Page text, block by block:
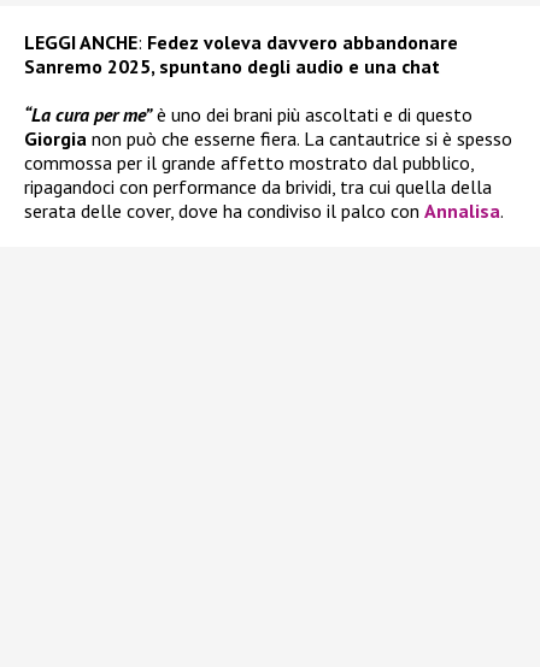
LEGGI ANCHE: Fedez voleva davvero abbandonare
Sanremo 2025, spuntano degli audio e una chat
“La cura per me”è uno dei brani più ascoltati e di questo
Giorgia non può che esserne fiera. La cantautrice si è spesso
commossa per il grande affetto mostrato dal pubblico,
ripagandoci con performance da brividi, tra cui quella della
serata delle cover, dove ha condiviso il palco con Annalisa.